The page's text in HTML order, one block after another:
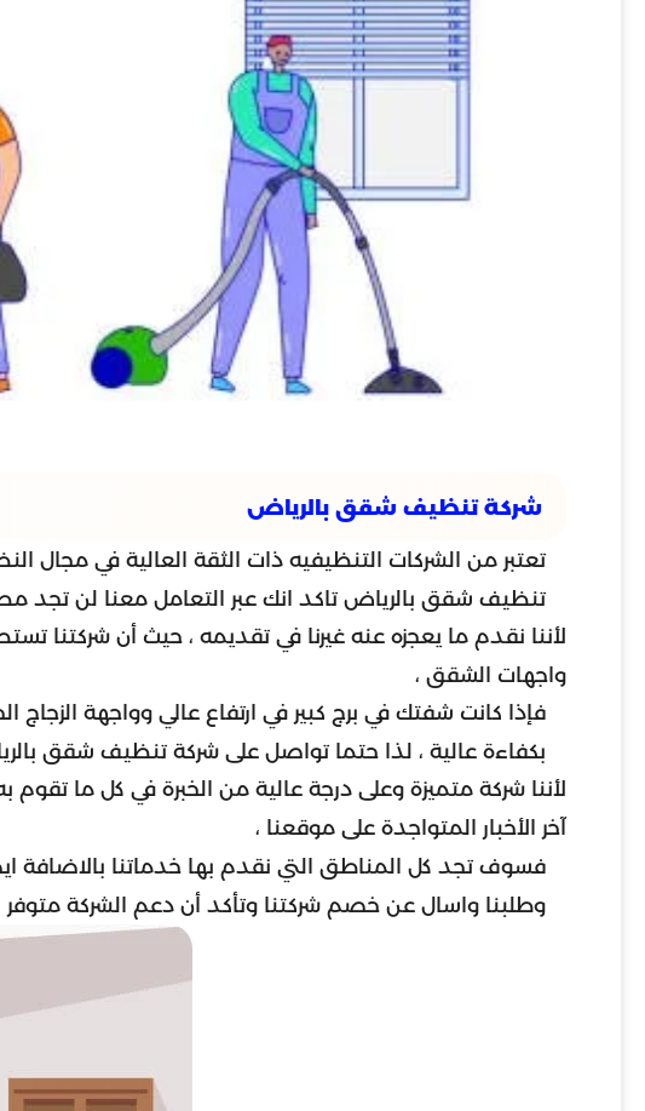
شركة تنظيف شقق بالرياض
تعتبر من الشركات التنظيفيه ذات الثقة العالية في
تنظيف شقق بالرياض تاكد انك عبر التعامل معنا لن تجد
لأننا نقدم ما يعجزه عنه غيرنا في تقديمه ، حيث أن شركتنا
واجهات الشقق ،
فإذا كانت شفتك في برج كبير في ارتفاع عالي وواجهة
بكفاءة عالية ، لذا حتما تواصل على شركة تنظيف شقق
لأننا شركة متميزة وعلى درجة عالية من الخبرة في كل ما
آخر الأخبار المتواجدة على موقعنا ،
فسوف تجد كل المناطق التي نقدم بها خدماتنا بالاضافة
وطلبنا واسال عن خصم شركتنا وتأكد أن دعم الشركة متوفر